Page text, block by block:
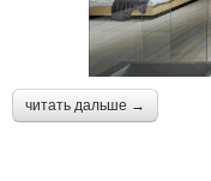
читать дальше →